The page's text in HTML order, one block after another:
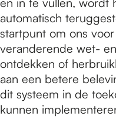
automatisch
startpunt om ons
veranderende wet-
ontdekken of
aan een betere
dit systeem in de
kunnen